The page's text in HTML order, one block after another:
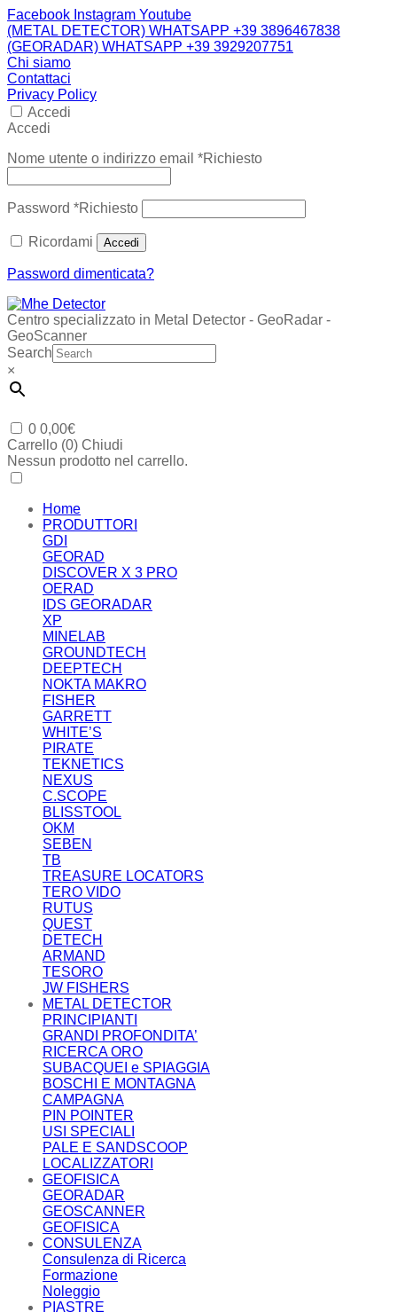
Facebook Instagram Youtube
(METAL DETECTOR) WHATSAPP +39 3896467838
(GEORADAR) WHATSAPP +39 3929207751
Chi siamo
Contattaci
Privacy Policy
Accedi
Accedi
Nome utente o indirizzo email *Richiesto
Password *Richiesto
Ricordami Accedi
Password dimenticata?
Centro specializzato in Metal Detector - GeoRadar -
GeoScanner
Search
×
0 0,00€
Carrello (0) Chiudi
Nessun prodotto nel carrello.
Home
PRODUTTORI
GDI
GEORAD
DISCOVER X 3 PRO
OERAD
IDS GEORADAR
XP
MINELAB
GROUNDTECH
DEEPTECH
NOKTA MAKRO
FISHER
GARRETT
WHITE’S
PIRATE
TEKNETICS
NEXUS
C.SCOPE
BLISSTOOL
OKM
SEBEN
TB
TREASURE LOCATORS
TERO VIDO
RUTUS
QUEST
DETECH
ARMAND
TESORO
JW FISHERS
METAL DETECTOR
PRINCIPIANTI
GRANDI PROFONDITA’
RICERCA ORO
SUBACQUEI e SPIAGGIA
BOSCHI E MONTAGNA
CAMPAGNA
PIN POINTER
USI SPECIALI
PALE E SANDSCOOP
LOCALIZZATORI
GEOFISICA
GEORADAR
GEOSCANNER
GEOFISICA
CONSULENZA
Consulenza di Ricerca
Formazione
Noleggio
PIASTRE